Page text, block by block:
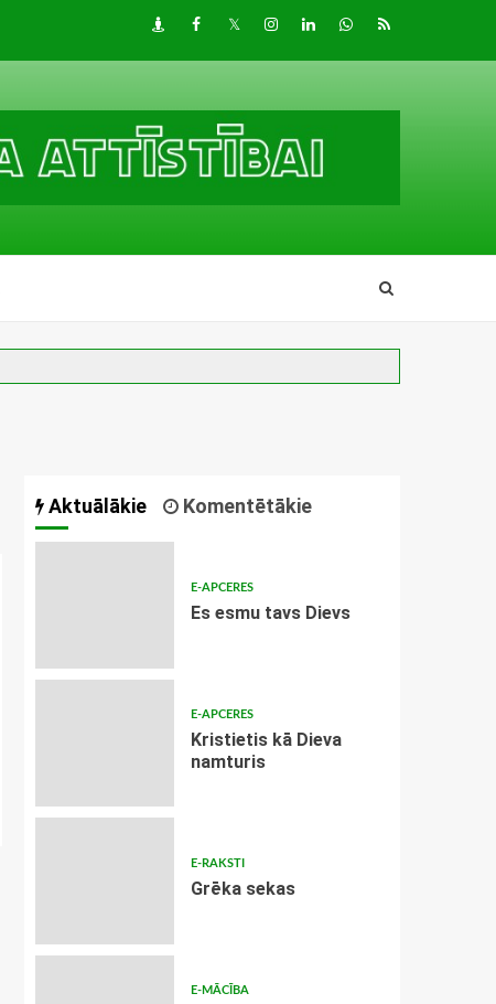
DraugiemFacebook
TwitterInstagram
LinkedInwhatsapp
RSS
Aktuālākie Komentētākie
E-APCERES
Es esmu tavs Dievs
E-APCERES
Kristietis kā Dieva
namturis
E-RAKSTI
Grēka sekas
E-MĀCĪBA